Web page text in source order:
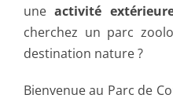
uneactivité
cherchez un parc
destination nature ?
Bienvenue au Parc de